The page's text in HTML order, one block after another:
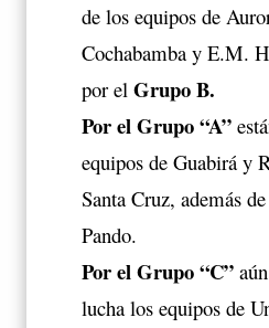
de los equipos de
Cochabamba y E.M.
por el Grupo B.
Por el Grupo “A”
equipos de Guabirá y
Santa Cruz, además
Pando.
Por el Grupo “C”
lucha los equipos de